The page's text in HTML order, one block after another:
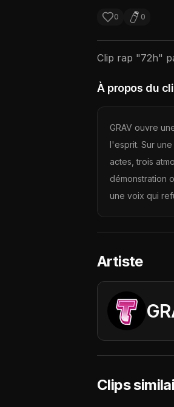
0 0
Clip rap "72h"
À propos du
GRAV ouvre
l'esprit. Sur
actes, trois
démonstration
une voix qui
Artiste
Clips